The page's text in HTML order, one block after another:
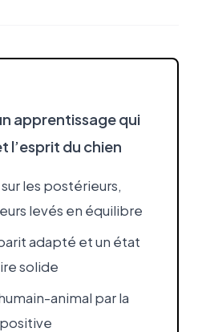
apprentissage qui
l’esprit du chien
les postérieurs,
levés en équilibre
adapté et un état
solide
animal par la